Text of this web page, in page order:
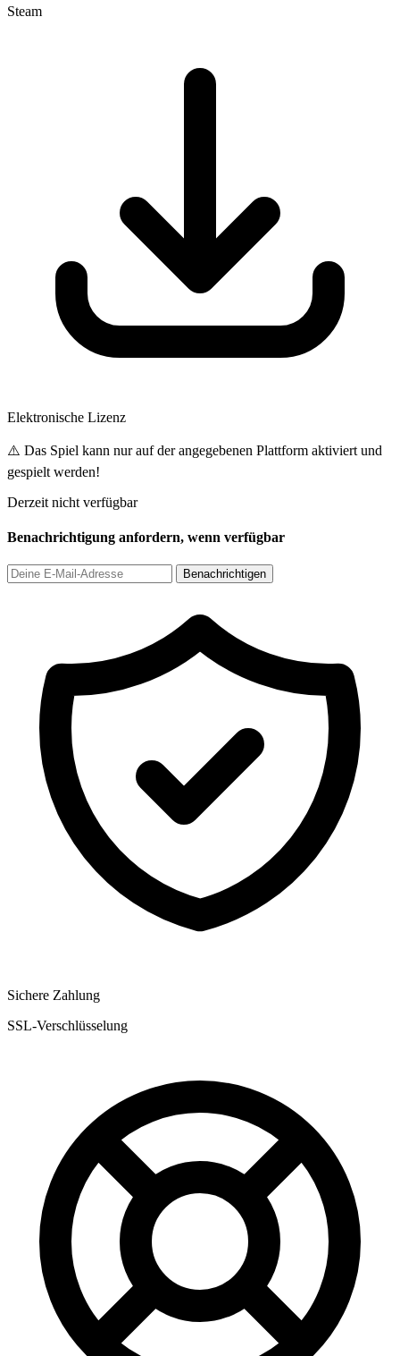
Steam
Elektronische Lizenz
⚠️ Das Spiel kann nur auf der angegebenen Plattform aktiviert und
gespielt werden!
Derzeit nicht verfügbar
Benachrichtigung anfordern, wenn verfügbar
Benachrichtigen
Sichere Zahlung
SSL-Verschlüsselung